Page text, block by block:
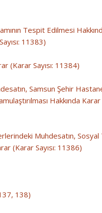
Tespit Edilmesi
11383)
(Karar Sayısı: 11384)
Samsun Şehir
Hakkında Karar
Muhdesatın, Sosyal
(Karar Sayısı: 11386)
138)